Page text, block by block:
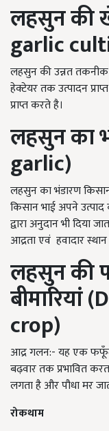
लहसुन की
garlic
लहसुन की उन्नत
हेक्टेयर तक उत्पादन
प्राप्त करते है।
लहसुन का
garlic)
लहसुन का भंडारण
किसान भाई अपने
द्वारा अनुदान भी
आद्रता एवं हवादार
लहसुन की
बीमारियां (
crop)
आद्र गलन:- यह एक
बढ़वार तक प्रभावित
लगता है और पौधा मर
रोकथाम